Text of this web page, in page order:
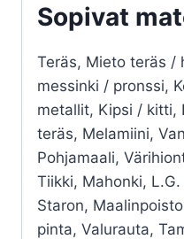
Sopivat
Teräs, Mieto teräs /
messinki / pronssi,
metallit, Kipsi / kitti,
teräs, Melamiini,
Pohjamaali,
Tiikki, Mahonki,
Staron,
pinta, Valurauta,